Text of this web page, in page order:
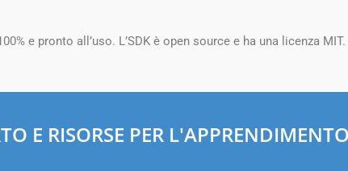
e pronto all’uso. L’SDK è open source e ha una licenza
E RISORSE PER L'APPRENDIMENTO